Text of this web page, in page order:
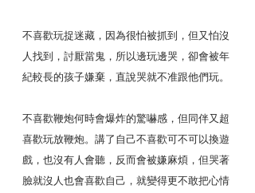
不喜歡玩捉迷藏，因為很怕被抓到，但又怕沒
人找到，討厭當鬼，所以邊玩邊哭，卻會被年
紀較長的孩子嫌棄，直說哭就不准跟他們玩。
不喜歡鞭炮何時會爆炸的驚嚇感，但同伴又超
喜歡玩放鞭炮。講了自己不喜歡可不可以換遊
戲，也沒有人會聽，反而會被嫌麻煩，但哭著
臉就沒人也會喜歡自己，就變得更不敢把心情